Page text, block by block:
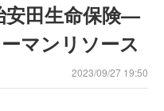
田生命保険—
マンリソース
2023/09/27 19:50